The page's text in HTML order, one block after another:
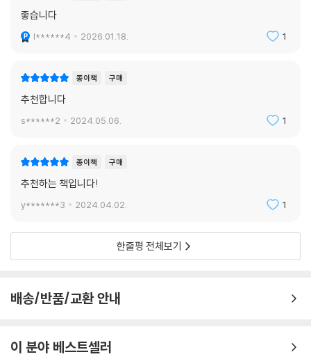
좋습니다
l******4 2026.01.18. 1
종이책 구매
추천합니다
s******2 2024.05.06. 1
종이책 구매
추천하는 책입니다!
y*******3 2024.04.02. 1
한줄평 전체보기
배송/반품/교환 안내
이 분야 베스트셀러